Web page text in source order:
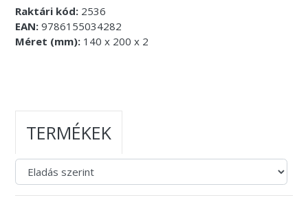
Raktári kód: 2536
EAN: 9786155034282
Méret (mm): 140 x 200 x 2
TERMÉKEK